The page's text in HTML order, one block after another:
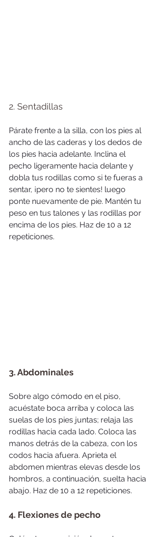
2. Sentadillas
Párate frente a la silla, con los pies al
ancho de las caderas y los dedos de
los pies hacia adelante. Inclina el
pecho ligeramente hacia delante y
dobla tus rodillas como si te fueras a
sentar, ¡pero no te sientes! luego
ponte nuevamente de pie. Mantén tu
peso en tus talones y las rodillas por
encima de los pies. Haz de 10 a 12
repeticiones.
3. Abdominales
Sobre algo cómodo en el piso,
acuéstate boca arriba y coloca las
suelas de los pies juntas; relaja las
rodillas hacia cada lado. Coloca las
manos detrás de la cabeza, con los
codos hacia afuera. Aprieta el
abdomen mientras elevas desde los
hombros, a continuación, suelta hacia
abajo. Haz de 10 a 12 repeticiones.
4. Flexiones de pecho